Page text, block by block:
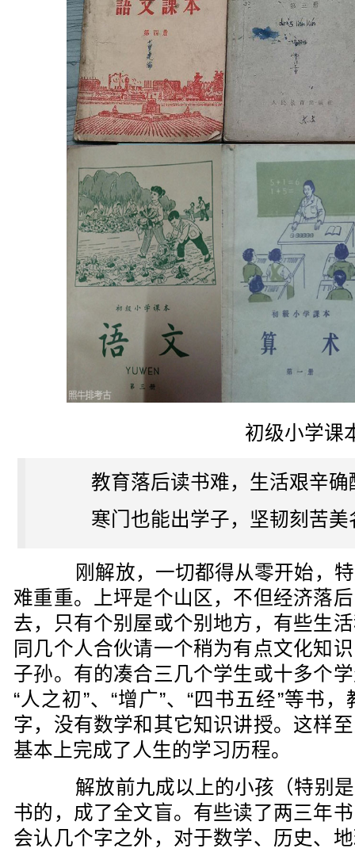
初级小学课
教育落后读书难，生活艰辛确
寒门也能出学子，坚韧刻苦美
刚解放，一切都得从零开始，特
难重重。上坪是个山区，不但经济落
去，只有个别屋或个别地方，有些生
同几个人合伙请一个稍为有点文化知
子孙。有的凑合三几个学生或十多个
“人之初”、“增广”、“四书五经”等书
字，没有数学和其它知识讲授。这样
基本上完成了人生的学习历程。
解放前九成以上的小孩（特别是
书的，成了全文盲。有些读了两三年
会认几个字之外，对于数学、历史、